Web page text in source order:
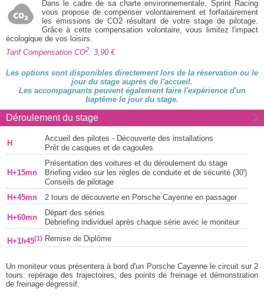
Dans le cadre de sa charte environnementale, Sprint Racing
vous propose de compenser volontairement et forfaitairement
les émissions de CO2 résultant de votre stage de pilotage.
Grâce à cette compensation volontaire, vous limitez l'impact
écologique de vos loisirs.
Tarif Compensation CO2: 3,90
Les options sont disponibles directement lors de la réservation ou le
jour du stage auprès de l'accueil.
Les accompagnants peuvent également faire l'expérience d'un
baptême le jour du stage.
Déroulement du stage
H
Accueil des pilotes - Découverte des installations
Prêt de casques et de cagoules
H+15mn
Présentation des voitures et du déroulement du stage
Briefing video sur les règles de conduite et de sécurité (30')
Conseils de pilotage
H+45mn
2 tours de découverte en Porsche Cayenne en passager
H+60mn
Départ des séries
Debriefing individuel après chaque série avec le moniteur
H+1h45(1) Remise de Diplôme
Un moniteur vous présentera à bord d'un Porsche Cayenne le circuit sur 2
tours: repérage des trajectoires, des points de freinage et démonstration
de freinage dégressif.